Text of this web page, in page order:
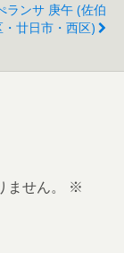
ランサ 庚午 (佐伯
・廿日市・西区)
せん。
※